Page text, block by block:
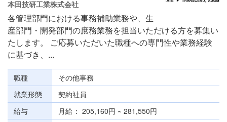
本田技研工業株式会社
各管理部門における事務補助業務や、生
産部門・開発部門の庶務業務を担当いただける方を募集い
たします。 ご応募いただいた職種への専門性や業務経験
に基づき、...
職種
その他事務
就業形態
契約社員
給与
月給
205,160円 ~ 281,550円